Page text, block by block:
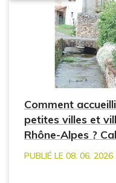
Comment
petites villes et
Rhône-Alpes ?
PUBLIÉ LE 08. 06. 2026